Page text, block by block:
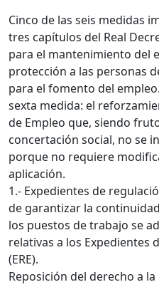
Cinco de las seis medidas
tres capítulos del Real
para el mantenimiento del
protección a las personas
para el fomento del
sexta medida: el
de Empleo que, siendo
concertación social, no se
porque no requiere
aplicación.
1.- Expedientes de
de garantizar la
los puestos de trabajo se
relativas a los Expedientes
(ERE).
Reposición del derecho a